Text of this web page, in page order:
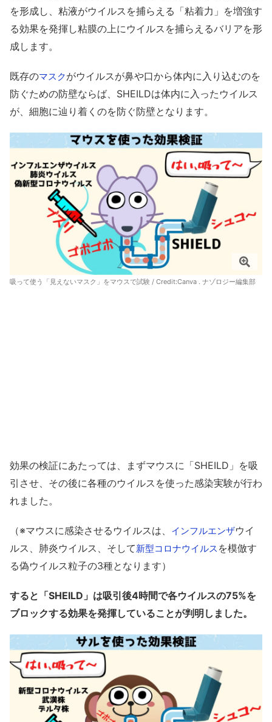
を形成し、粘液がウイルスを捕らえる「粘着力」を増強す
る効果を発揮し粘膜の上にウイルスを捕らえるバリアを形
成します。
既存のマスクがウイルスが鼻や口から体内に入り込むのを
防ぐための防壁ならば、SHEILDは体内に入ったウイルス
が、細胞に辿り着くのを防ぐ防壁となります。
吸って使う「見えないマスク」をマウスで試験 / Credit:Canva . ナゾロジー編集部
効果の検証にあたっては、まずマウスに「SHEILD」を吸
引させ、その後に各種のウイルスを使った感染実験が行わ
れました。
（※マウスに感染させるウイルスは、 インフルエンザウイ
ルス、肺炎ウイルス、そして新型コロナウイルス を模倣す
る偽ウイルス粒子の3種となります）
すると「SHEILD」は吸引後4時間で各ウイルスの75%を
ブロックする効果を発揮していることが判明しました。